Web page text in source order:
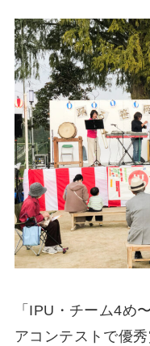
「IPU・チーム4め
アコンテストで優